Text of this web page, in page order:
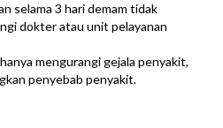
selama 3 hari demam tidak
dokter atau unit pelayanan
mengurangi gejala penyakit,
penyebab penyakit.